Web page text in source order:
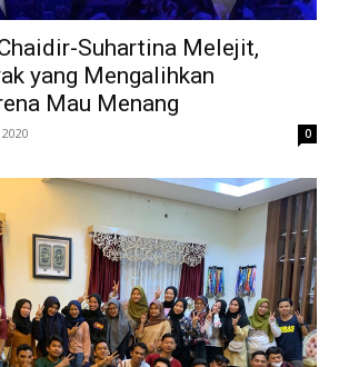
Suhartina Melejit,
yang Mengalihkan
Mau Menang
0